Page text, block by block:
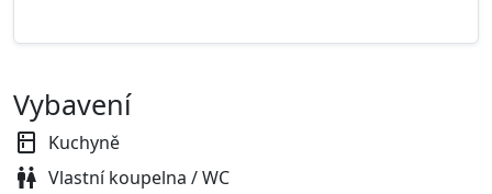
Vybavení
Kuchyně
Vlastní koupelna / WC